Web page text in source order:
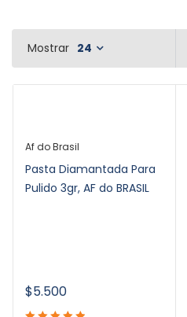
Mostrar 24
Af do Brasil
Pasta Diamantada Para
Pulido 3gr, AF do BRASIL
$5.500